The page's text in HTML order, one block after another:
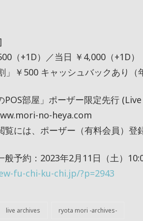
（+1D）／当日 ￥4,000（+1D）
￥500 キャッシュバックあり（
POS部屋」ポーザー限定先行
no-heya.com
には、ポーザー（有料会員）登
般予約：2023年2月11日（土）
fu-chi-ku-chi.jp/?p=2943
live archives ryota mori -archives-